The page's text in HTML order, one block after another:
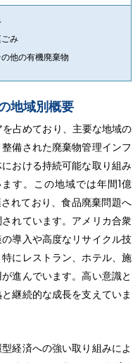
み
他の有機廃棄物
地域別概要
占めており、主要な地域の
備された廃棄物管理インフ
おける持続可能な取り組み
す。この地域では年間1億
れており、食品廃棄問題へ
れています。アメリカ合衆
導入や高度なリサイクル技
にレストラン、ホテル、施
進んでいます。高い意識と
継続的な成長を支えていま
経済への強い取り組みによ